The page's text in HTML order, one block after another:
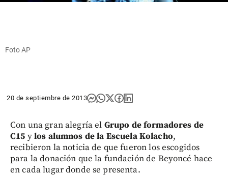
Foto AP
20 de septiembre de 2013
Con una gran alegría el Grupo de formadores de
C15 ylos alumnos de la Escuela Kolacho,
recibieron la noticia de que fueron los escogidos
para la donación que la fundación de Beyoncé hace
en cada lugar donde se presenta.